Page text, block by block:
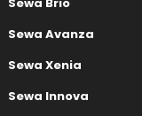
Sewa Avanza
Sewa Xenia
Sewa Innova